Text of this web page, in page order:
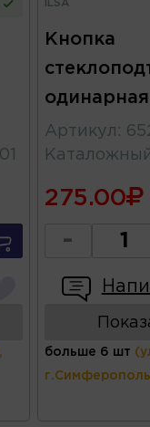
ILSA
Кнопка
Артикул :
275.00
-
больше 6 шт